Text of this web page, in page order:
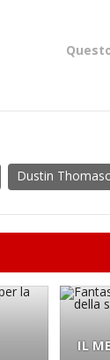
Dustin
IL